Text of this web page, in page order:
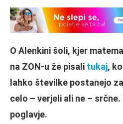
O Alenkini šoli, kjer
na ZON-u že pisali tukaj,
lahko številke postanejo
celo – verjeli ali ne –
poglavje.